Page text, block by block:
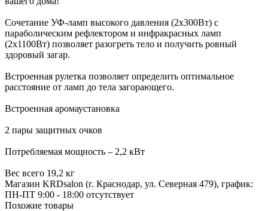
Сочетание УФ-ламп высокого давления (2х300Вт) с
параболическим рефлектором и инфракрасных ламп
(2х1100Вт) позволяет разогреть тело и получить ровный
здоровый загар.
Встроенная рулетка позволяет определить оптимальное
расстояние от ламп до тела загорающего.
Встроенная аромаустановка
2 пары защитных очков
Потребляемая мощность – 2,2 кВт
Вес всего 19,2 кг
Магазин KRDsalon (г. Краснодар, ул. Северная 479), график:
ПН-ПТ 9:00 - 18:00 отсутствует
Похожие товары